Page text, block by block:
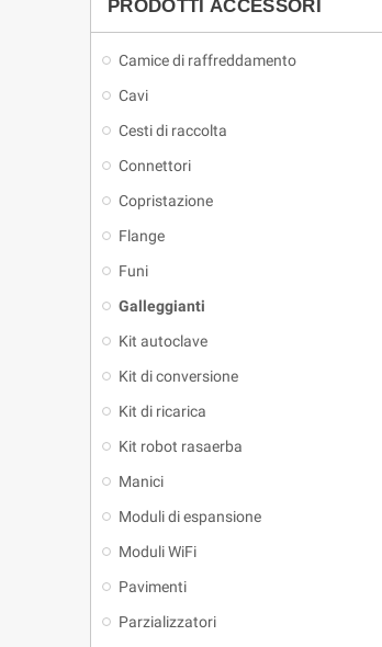
PRODOTTI ACCESSORI
Camice di raffreddamento
Cavi
Cesti di raccolta
Connettori
Copristazione
Flange
Funi
Galleggianti
Kit autoclave
Kit di conversione
Kit di ricarica
Kit robot rasaerba
Manici
Moduli di espansione
Moduli WiFi
Pavimenti
Parzializzatori